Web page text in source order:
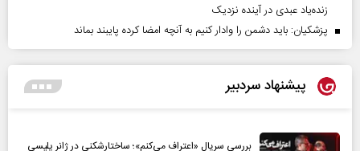
زنده‌یاد عبدی در آینده نزدیک
پزشکیان: باید دشمن را وادار کنیم به آنچه امضا کرده پایبند بماند
پیشنهاد سردبیر
بررسی سریال «اعتراف می‌کنم»؛ ساختارشکنی در ژانر پلیسی